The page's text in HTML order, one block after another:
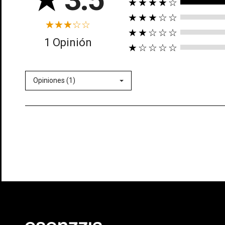
1 Opinión
★★★★☆
★★★☆☆
★★☆☆☆
★☆☆☆☆
Opiniones (1)